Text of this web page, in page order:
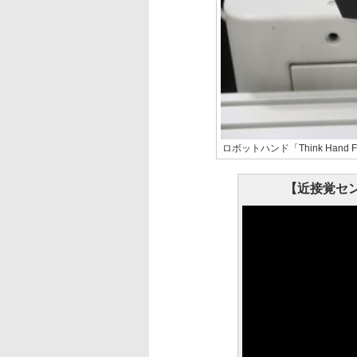
ロボットハンド「Think Hand
【近接覚セ